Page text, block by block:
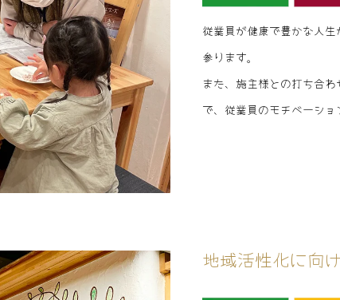
従業員が健康で豊かな人
参ります。
また、施主様との打ち合
で、従業員のモチベーショ
地域活性化に向